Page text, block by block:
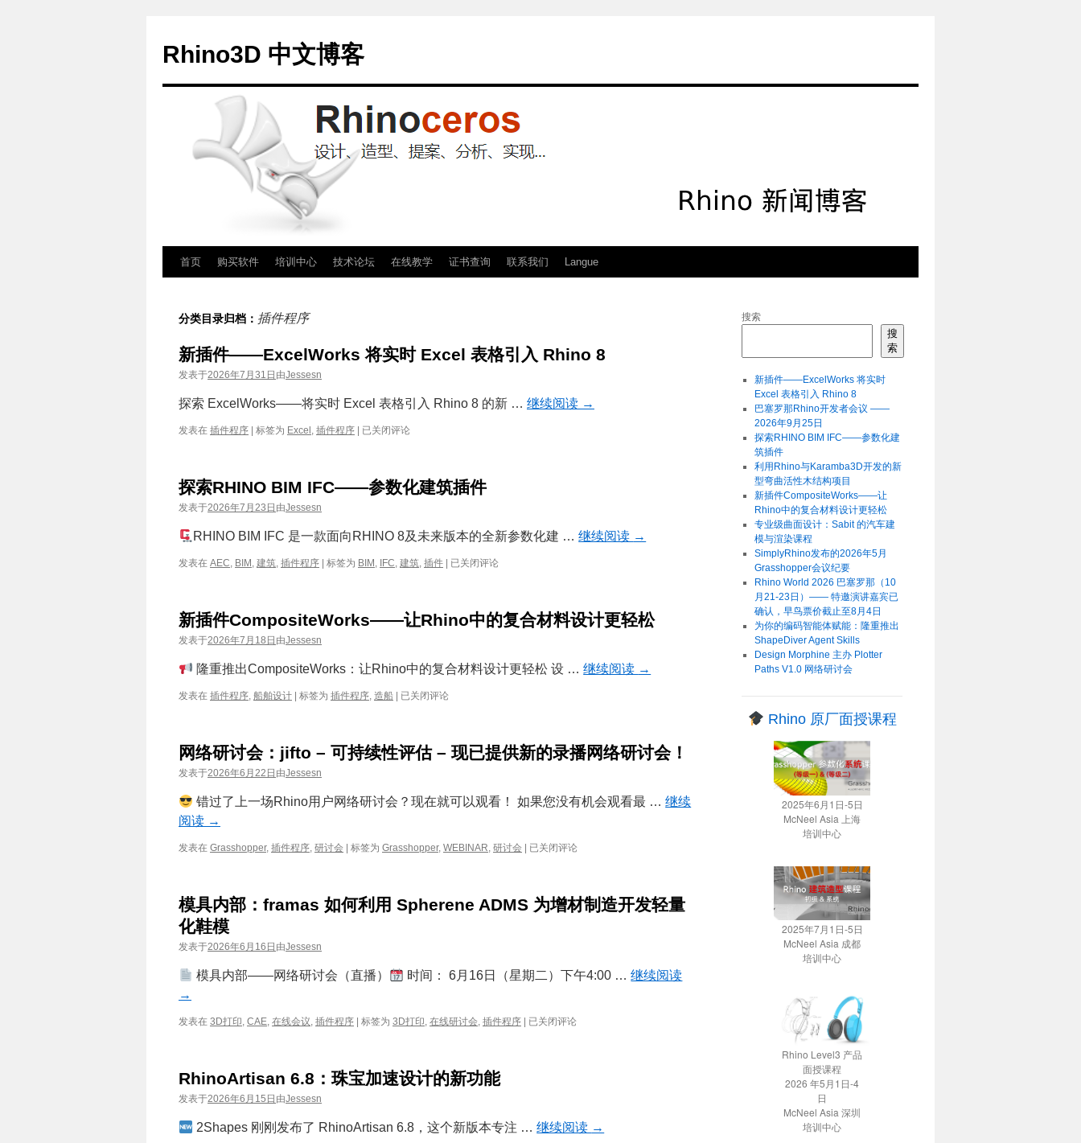
Rhino3D 中文博客
正
首页 购买软件 培训中心 技术论坛 在线教学 证书查询 联系我们 Langue
分类目录归档： 插件程序
新插件——ExcelWorks 将实时 Excel 表格引入 Rhino 8
发表于2026年7月31日 由Jessesn
探索 ExcelWorks——将实时 Excel 表格引入 Rhino 8 的新 … 继续阅读 →
发表在 插件程序 标签为 Excel , 插件程序
新
ExcelWorks
时
表
Rhino
已关闭评论
探索RHINO BIM IFC——参数化建筑插件
发表于2026年7月23日 由Jessesn
RHINO BIM IFC 是一款面向RHINO 8及未来版本的全新参数化建 …继续阅读 →
发表在 AEC, BIM , 建筑, 插件程序 标签为 BIM , IFC, 建筑, 插件
探
IFC
数
化
已关闭评论
新插件CompositeWorks——让Rhino中的复合材料设计更轻松
发表于2026年7月18日 由Jessesn
隆重推出CompositeWorks：让Rhino中的复合材料设计更轻松 设 …继续阅读 →
发表在 插件程序, 船舶设计 标签为 插件程序, 造船
新
——
中
材
计
更
已关闭评论
网络研讨会：jifto – 可持续性评估 – 现已提供新的录播网络研讨会！
发表于2026年6月22日 由Jessesn
错过了上一场Rhino用户网络研讨会？现在就可以观看！ 如果您没有机会观看最 …继续
阅读 →
发表在 Grasshopper, 插件程序, 研讨会 标签为 Grasshopper, WEBINAR, 研讨会
网
会：
续
估
的
录
已关闭评论
模具内部：framas 如何利用 Spherene ADMS 为增材制造开发轻量
化鞋模
发表于2026年6月16日 由Jessesn
模具内部——网络研讨会（直播） 时间： 6月16日（星期二）下午4:00 …继续阅读
→
发表在 3D打印, CAE, 在线会议, 插件程序 标签为 3D打印, 在线研讨会, 插件程序
模
利
用
已关闭评论
RhinoArtisan 6.8：珠宝加速设计的新功能
发表于2026年6月15日 由Jessesn
2Shapes 刚刚发布了 RhinoArtisan 6.8，这个新版本专注 …继续阅读 →
搜索
搜
索
新插件——ExcelWorks 将实时
Excel 表格引入 Rhino 8
巴塞罗那Rhino开发者会议 ——
2026年9月25日
探索RHINO BIM IFC——参数化建
筑插件
利用Rhino与Karamba3D开发的新
型弯曲活性木结构项目
新插件CompositeWorks——让
Rhino中的复合材料设计更轻松
专业级曲面设计：Sabit 的汽车建
模与渲染课程
SimplyRhino发布的2026年5月
Grasshopper会议纪要
Rhino World 2026 巴塞罗那（10
月21-23日）—— 特邀演讲嘉宾已
确认，早鸟票价截止至8月4日
为你的编码智能体赋能：隆重推出
ShapeDiver Agent Skills
Design Morphine 主办 Plotter
Paths V1.0 网络研讨会
Rhino 原厂面授课程
2025年6月1日-5日
McNeel Asia 上海
培训中心
2025年7月1日-5日
McNeel Asia 成都
培训中心
Rhino Level3 产品
面授课程
2026 年5月1日-4
日
McNeel Asia 深圳
培训中心